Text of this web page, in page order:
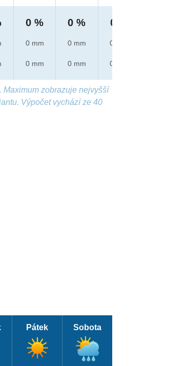
0 %
0 mm
0 mm
0 %
0 mm
0 mm
0 %
0 mm
0 mm
Maximum zobrazuje nejvyšší
Výpočet vychází ze 40
Pátek Sobota